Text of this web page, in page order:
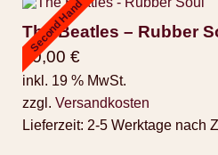
Second Hand
The Beatles – Rubber
30,00 €
inkl. 19 % MwSt.
zzgl. Versandkosten
Lieferzeit: 2-5 Werktage nach